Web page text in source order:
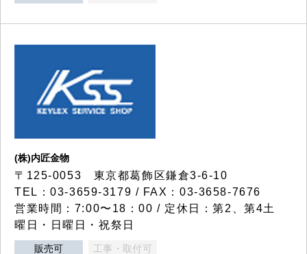
(株)内匠金物
〒125-0053 東京都葛飾区鎌倉3-6-10
TEL：03-3659-3179 / FAX：03-3658-7676
営業時間：7:00〜18：00 / 定休日：第2、第4土
曜日・日曜日・祝祭日
販売可 工事・取付可